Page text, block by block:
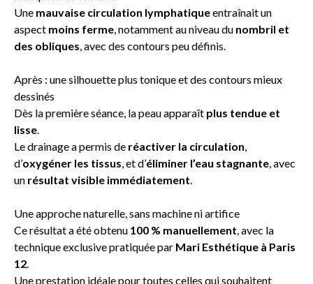
Une mauvaise circulation lymphatiqueentraînait un
aspect moins ferme, notamment au niveau du nombril et
des obliques, avec des contours peu définis.
Après : une silhouette plus tonique et des contours mieux
dessinés
Dès la première séance, la peau apparaît plus tendue et
lisse.
Le drainage a permis de réactiver la circulation,
d’oxygéner les tissus, et d’éliminer l’eau stagnante, avec
un résultat visible immédiatement.
Une approche naturelle, sans machine ni artifice
Ce résultat a été obtenu 100 % manuellement, avec la
technique exclusive pratiquée par Mari Esthétique à Paris
12.
Une prestation idéale pour toutes celles qui souhaitent